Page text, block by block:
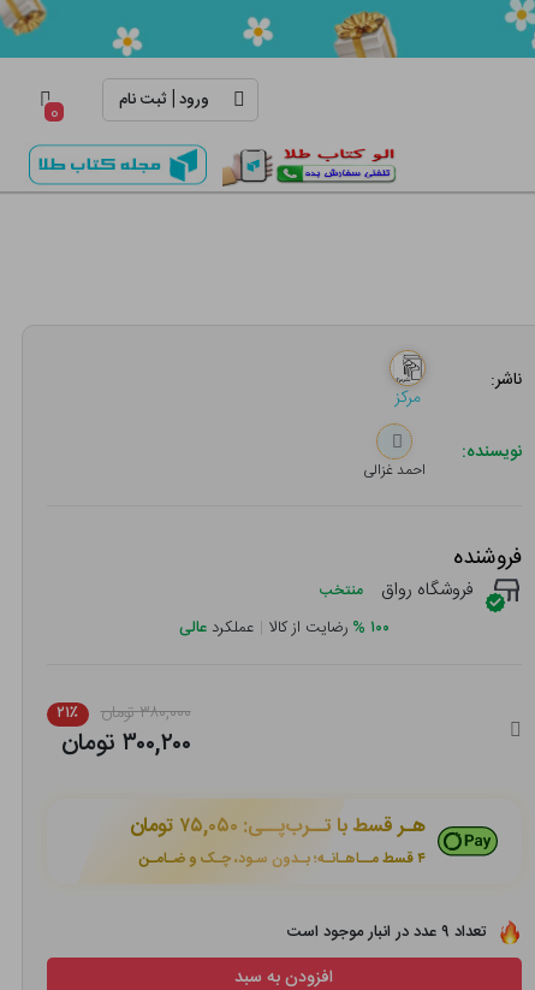
ورود| ثبت نام ۰
ناشر:
مرکز
نویسنده:
احمد غزالی
فروشنده
فروشگاه رواق منتخب
۱۰۰ % رضایت از کالا | عملکرد عالی
۳۸۰,۰۰۰ تومان ۲۱٪
۳۰۰,۲۰۰ تومان
هـر قسط با تــرب‌پــی: ۷۵,۰۵۰ تومان
۴ قسط مــاهـانـه؛ بـدون سـود، چـک و ضـامـن
تعداد ۹ عدد در انبار موجود است
افزودن به سبد